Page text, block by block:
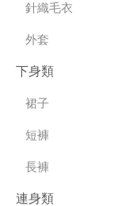
針織毛衣
外套
下身類
裙子
短褲
長褲
連身類